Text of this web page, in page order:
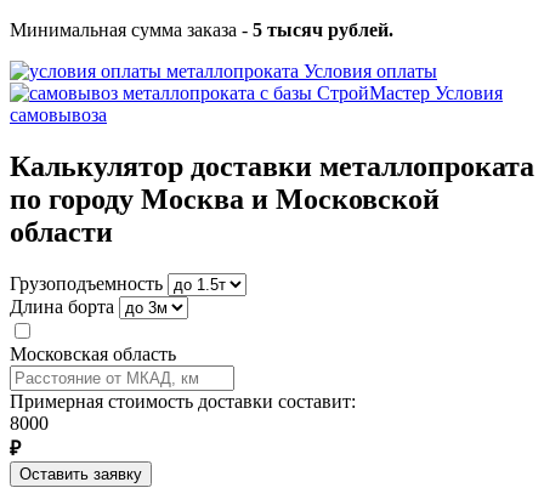
Минимальная сумма заказа - 5 тысяч рублей.
Условия оплаты
Условия
самовывоза
Калькулятор доставки металлопроката
по городу Москва и Московской
области
Грузоподъемность
Длина борта
Московская область
Примерная стоимость доставки составит:
8000
₽
Оставить заявку